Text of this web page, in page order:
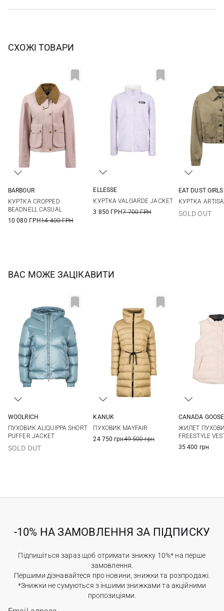
СХОЖІ ТОВАРИ
BARBOUR
КУРТКА CROPPED
BEADNELL CASUAL
10 080 ГРН14 400 ГРН
ELLESSE
КУРТКА VALGARDE JACKET
3 850 ГРН7 700 ГРН
EAT DUST
КУРТКА
SOLD OUT
ВАС МОЖЕ ЗАЦІКАВИТИ
WOOLRICH
ПУХОВИК ALIQUIPPA SHORT
PUFFER JACKET
SOLD OUT
KANUK
ПУХОВИК MAYFAIR
24 750 грн49 500 грн
CANADA GOOSE
ЖИЛЕТ
FREESTYLE
35 400 грн
-10% НА ЗАМОВЛЕННЯ ЗА ПІДПИСКУ
Підпишіться зараз щоб отримати знижку 10%* на перше
замовлення.
Першими дізнавайтеся про новини, знижки та розпродажі.
*Знижки не сумуються з іншими знижками та акційними
пропозиціями.